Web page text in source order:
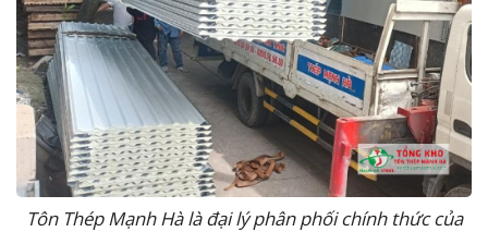
Tôn Thép Mạnh Hà là đại lý phân phối chính thức của